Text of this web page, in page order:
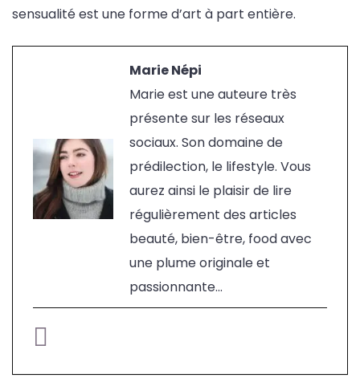
sensualité est une forme d’art à part entière.
Marie Népi
Marie est une auteure très
présente sur les réseaux
sociaux. Son domaine de
prédilection, le lifestyle. Vous
aurez ainsi le plaisir de lire
régulièrement des articles
beauté, bien-être, food avec
une plume originale et
passionnante...